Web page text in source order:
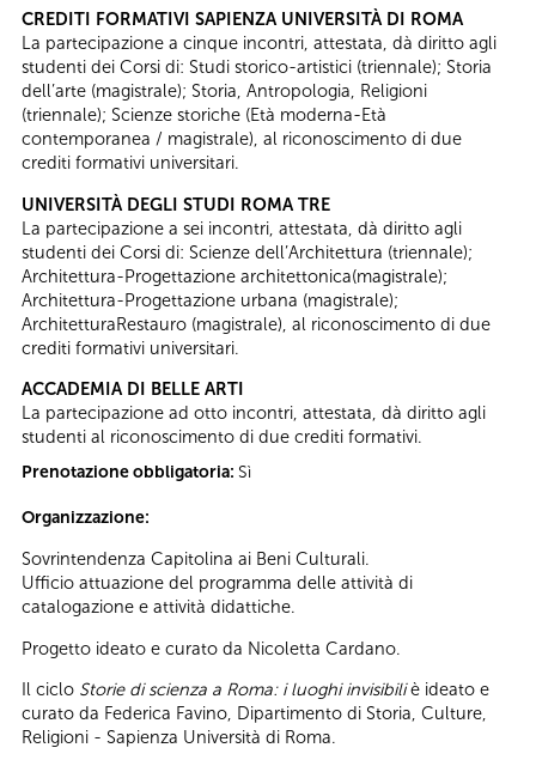
CREDITI FORMATIVI SAPIENZA UNIVERSITÀ DI ROMA
La partecipazione a cinque incontri, attestata, dà diritto agli
studenti dei Corsi di: Studi storico-artistici (triennale); Storia
dell’arte (magistrale); Storia, Antropologia, Religioni
(triennale); Scienze storiche (Età moderna-Età
contemporanea / magistrale), al riconoscimento di due
crediti formativi universitari.
UNIVERSITÀ DEGLI STUDI ROMA TRE
La partecipazione a sei incontri, attestata, dà diritto agli
studenti dei Corsi di: Scienze dell’Architettura (triennale);
Architettura-Progettazione architettonica(magistrale);
Architettura-Progettazione urbana (magistrale);
ArchitetturaRestauro (magistrale), al riconoscimento di due
crediti formativi universitari.
ACCADEMIA DI BELLE ARTI
La partecipazione ad otto incontri, attestata, dà diritto agli
studenti al riconoscimento di due crediti formativi.
Prenotazione obbligatoria: Sì
Organizzazione:
Sovrintendenza Capitolina ai Beni Culturali.
Ufficio attuazione del programma delle attività di
catalogazione e attività didattiche.
Progetto ideato e curato da Nicoletta Cardano.
Il ciclo Storie di scienza a Roma: i luoghi invisibiliè ideato e
curato da Federica Favino, Dipartimento di Storia, Culture,
Religioni - Sapienza Università di Roma.